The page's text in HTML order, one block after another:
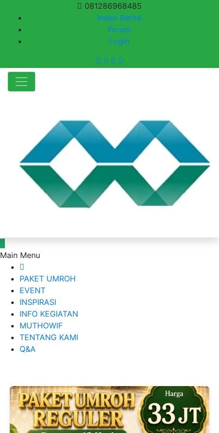
081286968485
Index Berita
Forum
Login
Main Menu
PAKET UMROH
EVENT
INSPIRASI
INFO KEGIATAN
MUTHOWIF
TENTANG KAMI
Q&A